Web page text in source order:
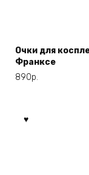
Очки для
Франксе
890р.